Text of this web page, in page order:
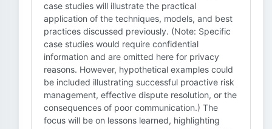
case studies will illustrate the practical
application of the techniques, models, and best
practices discussed previously. (Note: Specific
case studies would require confidential
information and are omitted here for privacy
reasons. However, hypothetical examples could
be included illustrating successful proactive risk
management, effective dispute resolution, or the
consequences of poor communication.) The
focus will be on lessons learned, highlighting